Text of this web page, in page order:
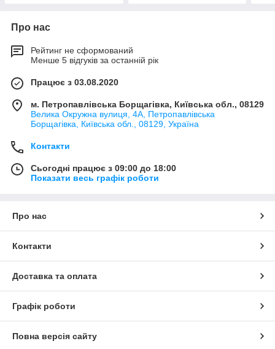
Про нас
Рейтинг не сформований
Менше 5 відгуків за останній рік
Працює з 03.08.2020
м. Петропавлівська Борщагівка, Київська обл., 08129
Велика Окружна вулиця, 4А, Петропавлівська
Борщагівка, Київська обл., 08129, Україна
Контакти
Сьогодні працює з 09:00 до 18:00
Показати весь графік роботи
Про нас
Контакти
Доставка та оплата
Графік роботи
Повна версія сайту